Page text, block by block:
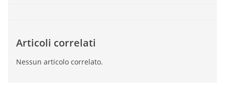
Articoli correlati
Nessun articolo correlato.